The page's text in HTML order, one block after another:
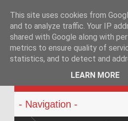
This site uses cookies from
and to analyze traffic. Your IP
shared with Google along with
metrics to ensure quality of
statistics, and to detect and
LEARN MORE